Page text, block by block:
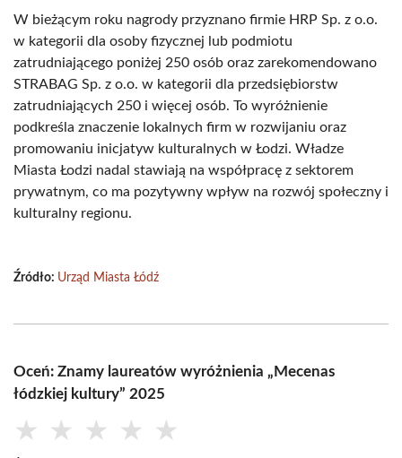
W bieżącym roku nagrody przyznano firmie HRP Sp. z o.o.
w kategorii dla osoby fizycznej lub podmiotu
zatrudniającego poniżej 250 osób oraz zarekomendowano
STRABAG Sp. z o.o. w kategorii dla przedsiębiorstw
zatrudniających 250 i więcej osób. To wyróżnienie
podkreśla znaczenie lokalnych firm w rozwijaniu oraz
promowaniu inicjatyw kulturalnych w Łodzi. Władze
Miasta Łodzi nadal stawiają na współpracę z sektorem
prywatnym, co ma pozytywny wpływ na rozwój społeczny i
kulturalny regionu.
Źródło: Urząd Miasta Łódź
Oceń: Znamy laureatów wyróżnienia „Mecenas
łódzkiej kultury” 2025
★ ★ ★ ★ ★